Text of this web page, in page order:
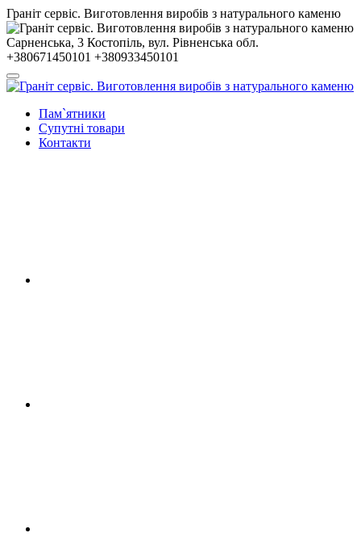
Гранiт сервiс. Виготовлення виробів з натурального каменю
Сарненська, 3 Костопiль, вул. Рiвненська обл.
+380671450101 +380933450101
Пам`ятники
Супутні товари
Контакти